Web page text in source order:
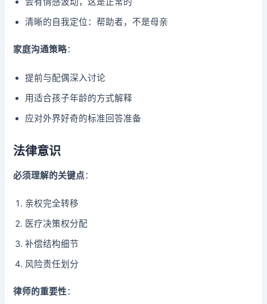
清晰的自我定位：帮助者，不是母亲
家庭沟通策略：
提前与配偶深入讨论
用适合孩子年龄的方式解释
应对外界好奇的标准回答准备
法律意识
必须理解的关键点：
亲权完全转移
医疗决策权分配
补偿结构细节
风险责任划分
律师的重要性：